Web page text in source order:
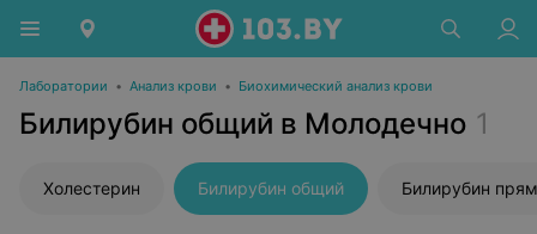
Лаборатории • Анализ крови • Биохимический анализ крови
Билирубин общий в Молодечно 1
Холестерин Билирубин общий Билирубин